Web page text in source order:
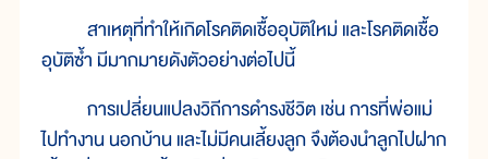
สาเหตุที่ทำให้เกิดโรคติดเชื้ออุบัติใหม่ และโรคติดเชื้อ
อุบัติซ้ำ มีมากมายดังตัวอย่างต่อไปนี้
การเปลี่ยนแปลงวิถีการดำรงชีวิต เช่น การที่พ่อแม่
ไปทำงาน นอกบ้าน และไม่มีคนเลี้ยงลูก จึงต้องนำลูกไปฝาก